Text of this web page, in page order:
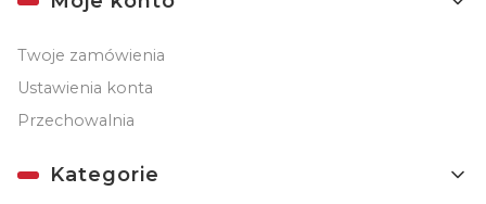
Twoje zamówienia
Ustawienia konta
Przechowalnia
Kategorie